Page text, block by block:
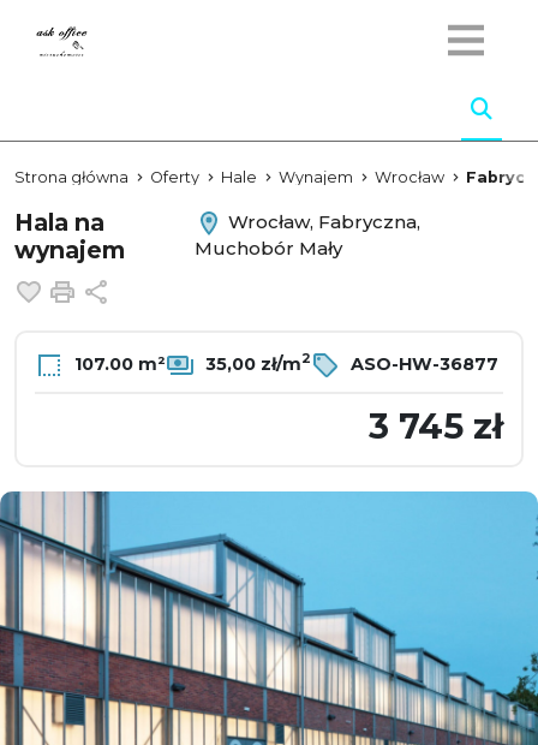
Strona główna Oferty Hale Wynajem Wrocław
Hala na
wynajem
Wrocław, Fabryczna,
Muchobór Mały
Dodaj do ulubionych
Drukuj
107.00 m² 35,00 zł/m2 ASO-HW-36877
3 745 zł